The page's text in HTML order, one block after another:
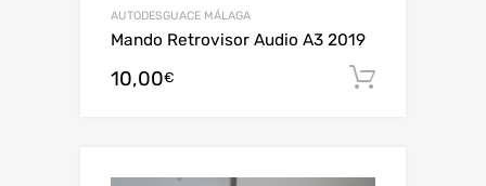
AUTODESGUACE MÁLAGA
Mando Retrovisor Audio A3 2019
10,00€